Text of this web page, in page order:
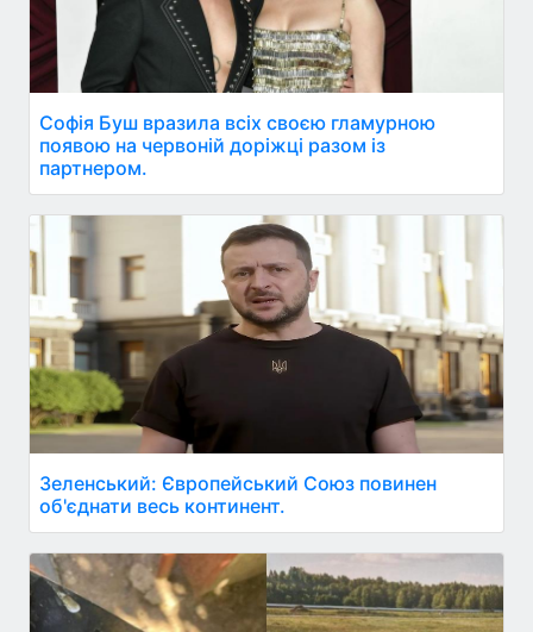
Софія Буш вразила всіх своєю гламурною
появою на червоній доріжці разом із
партнером.
Зеленський: Європейський Союз повинен
об'єднати весь континент.